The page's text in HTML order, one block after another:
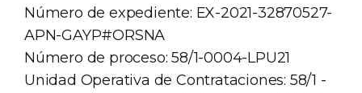
Número de expediente: EX-2021-32870527-
APN-GAYP#ORSNA
Número de proceso: 58/1-0004-LPU21
Unidad Operativa de Contrataciones: 58/1 -